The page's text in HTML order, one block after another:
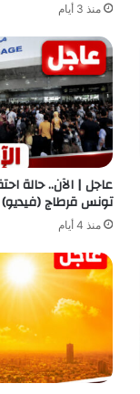
منذ 3 أيام
عاجل | الآن.. حالة
تونس قرطاج (فيديو)
منذ 4 أيام